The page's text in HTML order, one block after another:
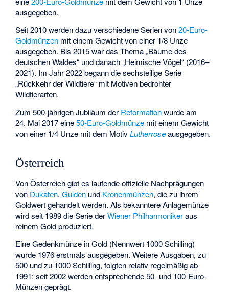
ausgegeben.
Seit 2010 werden dazu verschiedene Serien von20-Euro-
Goldmünzen mit einem Gewicht von einer 1/8 Unze
ausgegeben. Bis 2015 war das Thema „Bäume des
deutschen Waldes“ und danach „Heimische Vögel“ (2016–
2021). Im Jahr 2022 begann die sechsteilige Serie
„Rückkehr der Wildtiere“ mit Motiven bedrohter
Wildtierarten.
Zum 500-jährigen Jubiläum der Reformationwurde am
24. Mai 2017 eine50-Euro-Goldmünze mit einem Gewicht
von einer 1/4 Unze mit dem MotivLutherroseausgegeben.
Österreich
Von Österreich gibt es laufende offizielle Nachprägungen
von Dukaten,Gulden und Kronenmünzen, die zu ihrem
Goldwert gehandelt werden. Als bekanntere Anlagemünze
wird seit 1989 die Serie derWiener Philharmonikeraus
reinem Gold produziert.
Eine Gedenkmünze in Gold (Nennwert 1000 Schilling)
wurde 1976 erstmals ausgegeben. Weitere Ausgaben, zu
500 und zu 1000 Schilling, folgten relativ regelmäßig ab
1991; seit 2002 werden entsprechende 50- und 100-Euro-
Münzen geprägt.